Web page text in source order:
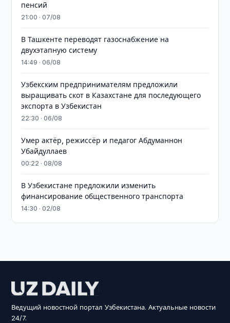
пенсий
21:00 · 07/08
В Ташкенте переводят газоснабжение на
двухэтапную систему
14:49 · 06/08
Узбекским предпринимателям предложили
выращивать скот в Казахстане для последующего
экспорта в Узбекистан
22:30 · 06/08
Умер актёр, режиссёр и педагог Абдуманнон
Убайдуллаев
00:22 · 08/08
В Узбекистане предложили изменить
финансирование общественного транспорта
14:30 · 02/08
Ведущий новостной портал Узбекистана. Актуальные новости
24/7.